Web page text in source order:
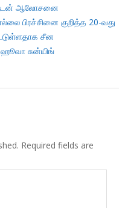
ஆலோசனை
பிரச்சினை குறித்த 20-வது
சீன
சுன்யிங்
Required fields are